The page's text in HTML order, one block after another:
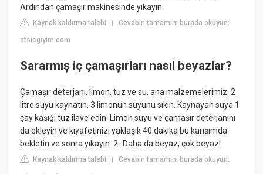
Ardından çamaşır makinesinde yıkayın.
Kaynak kaldırma talebi |Cevabın tamamını burada okuyun:
otsicgiyim.com
Sararmış iç çamaşırları nasıl beyazlar?
Çamaşır deterjanı, limon, tuz ve su, ana malzemelerimiz. 2
litre suyu kaynatın. 3 limonun suyunu sıkın. Kaynayan suya 1
çay kaşığı tuz ilave edin. Limon suyu ve çamaşır deterjanını
da ekleyin ve kıyafetinizi yaklaşık 40 dakika bu karışımda
bekletin ve sonra yıkayın. 2- Daha da beyaz, çok beyaz!
Kaynak kaldırma talebi |Cevabın tamamını burada okuyun: